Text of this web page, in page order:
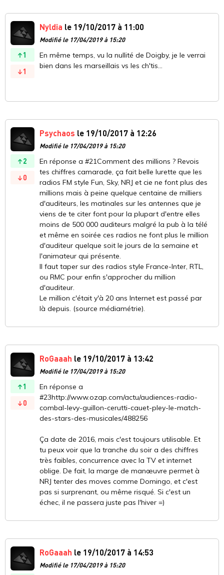
1
1
Nyldia le 19/10/2017 à 11:00
Modifié le 17/04/2019 à 15:20
En même temps, vu la nullité de Doigby, je le verrai
bien dans les marseillais vs les ch'tis...
2
0
Psychaos le 19/10/2017 à 12:26
Modifié le 17/04/2019 à 15:20
En réponse a #21Comment des millions ? Revois
tes chiffres camarade, ça fait belle lurette que les
radios FM style Fun, Sky, NRJ et cie ne font plus des
millions mais à peine quelque centaine de milliers
d'auditeurs, les matinales sur les antennes que je
viens de te citer font pour la plupart d'entre elles
moins de 500 000 auditeurs malgré la pub à la télé
et même en soirée ces radios ne font plus le million
d'auditeur quelque soit le jours de la semaine et
l'animateur qui présente.
Il faut taper sur des radios style France-Inter, RTL,
ou RMC pour enfin s'approcher du million
d'auditeur.
Le million c'était y'à 20 ans Internet est passé par
là depuis. (source médiamétrie).
1
0
RoGaaah le 19/10/2017 à 13:42
Modifié le 17/04/2019 à 15:20
En réponse a
#23http://www.ozap.com/actu/audiences-radio-
combal-levy-guillon-cerutti-cauet-pley-le-match-
des-stars-des-musicales/488256
Ça date de 2016, mais c'est toujours utilisable. Et
tu peux voir que la tranche du soir a des chiffres
très faibles, concurrence avec la TV et internet
oblige. De fait, la marge de manœuvre permet à
NRJ tenter des moves comme Domingo, et c'est
pas si surprenant, ou même risqué. Si c'est un
échec, il ne passera juste pas l'hiver =)
RoGaaah le 19/10/2017 à 14:53
Modifié le 17/04/2019 à 15:20